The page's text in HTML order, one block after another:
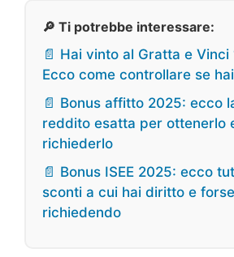
🔎 Ti potrebbe interessare:
📄 Hai vinto al Gratta e Vinci
Ecco come controllare se
📄 Bonus affitto 2025: ecco
reddito esatta per ottenerlo
richiederlo
📄 Bonus ISEE 2025: ecco
sconti a cui hai diritto e
richiedendo